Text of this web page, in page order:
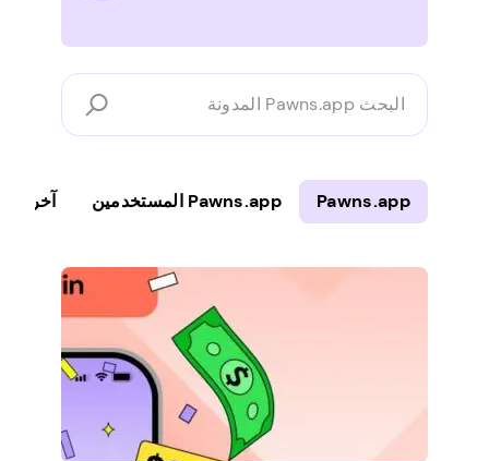
البحث
Pawns.app
المدونة
Pawns.app Pawns.app المستخدمين آخر